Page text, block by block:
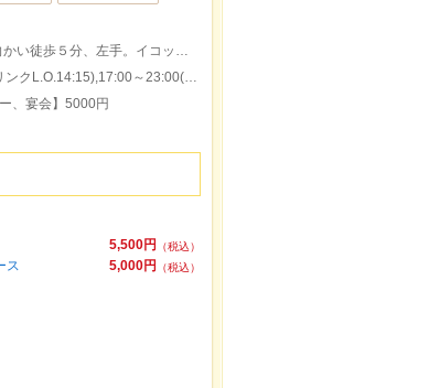
岡山駅東口から駅前商店街をイコットニコットへ向かい徒歩５分、左手。イコットニコットすぐ前♪アーケード内、雨でも◎
本日の営業時間：11:30～15:00(料理L.O.13:14,ドリンクL.O.14:15),17:00～23:00(料理L.O.22:00,ドリンクL.O.22:30)
、宴会】5000円
5,500円
（税込）
5,000円
（税込）
ス